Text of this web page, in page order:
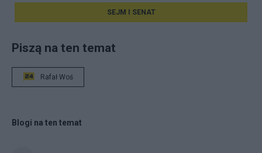
SEJM I SENAT
Piszą na ten temat
Rafał Woś
Blogi na ten temat